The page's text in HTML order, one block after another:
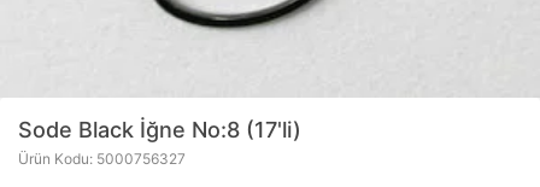
Sode Black İğne No:8 (17'li)
Ürün Kodu: 5000756327